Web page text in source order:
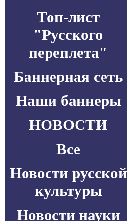
Топ-лист
"Русского
переплета"
Баннерная сеть
Наши баннеры
НОВОСТИ
Все
Новости русской
культуры
Новости науки